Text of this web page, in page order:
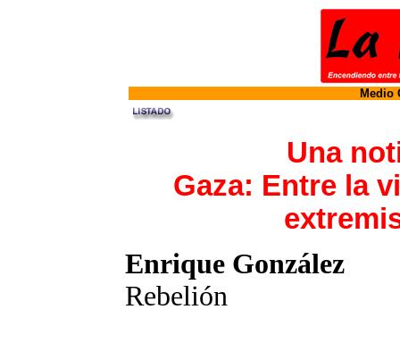
Medio
Una
Gaza: Entre la
Enrique González
Rebelión